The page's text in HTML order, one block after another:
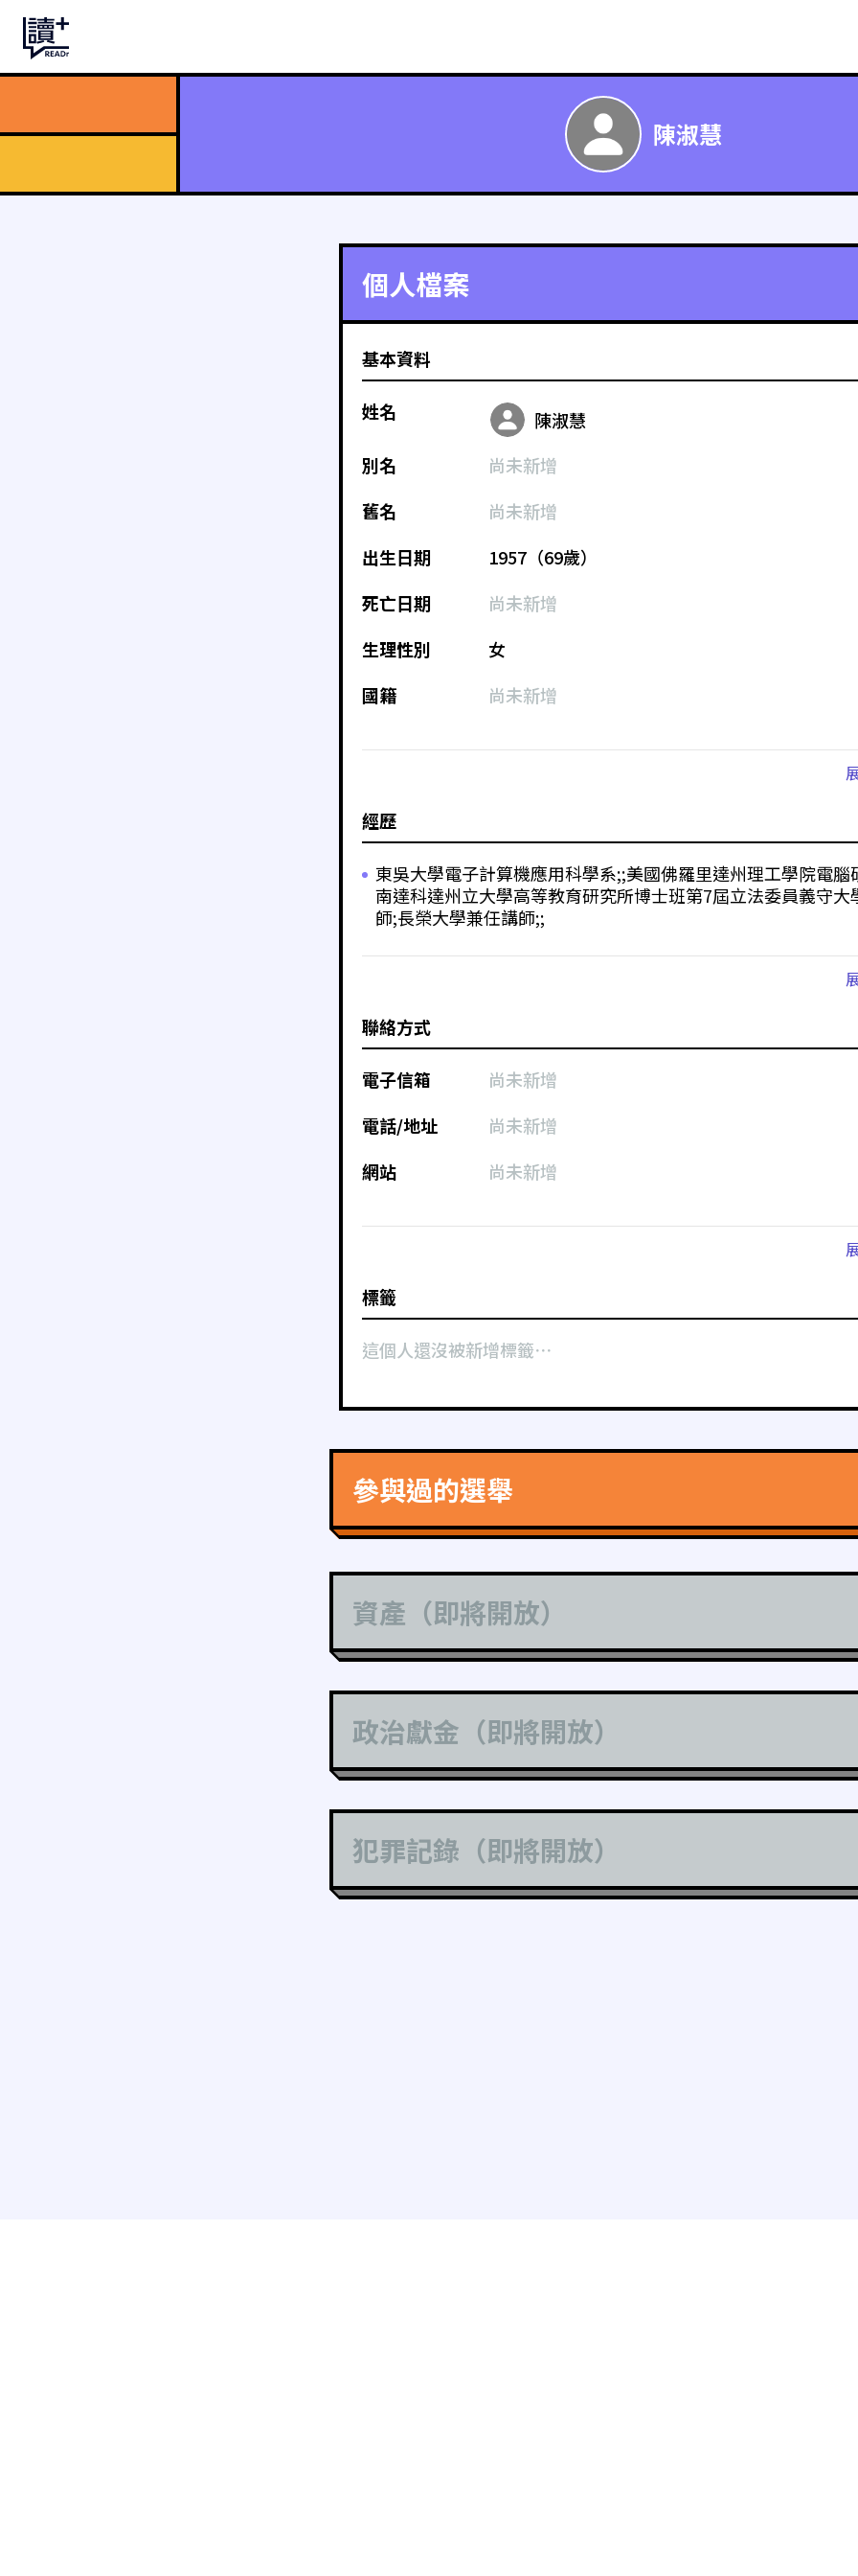
陳淑慧
個人檔案
基本資料
姓名
陳淑慧
別名
尚未新增
舊名
尚未新增
出生日期
1957（69歲）
死亡日期
尚未新增
生理性別
女
國籍
尚未新增
經歷
東吳大學電子計算機應用科學系;;美國佛羅里達州理工學院電腦
南達科達州立大學高等教育研究所博士班第7屆立法委員義守大
師;長榮大學兼任講師;;
聯絡方式
電子信箱
尚未新增
電話/地址
尚未新增
網站
尚未新增
標籤
這個人還沒被新增標籤⋯
參與過的選舉
資產（即將開放）
政治獻金（即將開放）
犯罪記錄（即將開放）